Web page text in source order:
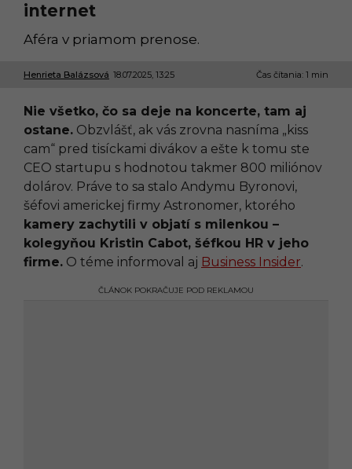
internet
Aféra v priamom prenose.
Henrieta Balázsová 18.07.2025, 13:25
1
0
7
2
0
2
5
1
3
:
2
Čas čítania: 1 min
Nie všetko, čo sa deje na koncerte, tam aj
ostane. Obzvlášť, ak vás zrovna nasníma „kiss
cam“ pred tisíckami divákov a ešte k tomu ste
CEO startupu s hodnotou takmer 800 miliónov
dolárov. Práve to sa stalo Andymu Byronovi,
šéfovi americkej firmy Astronomer, ktorého
kamery zachytili v objatí s milenkou –
kolegyňou Kristin Cabot, šéfkou HR v jeho
firme. O téme informoval aj Business Insider.
ČLÁNOK POKRAČUJE POD REKLAMOU